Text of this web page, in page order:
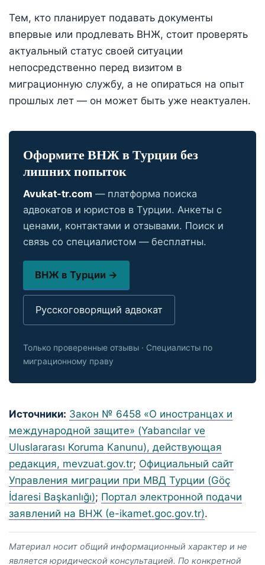
Тем, кто планирует подавать документы
впервые или продлевать ВНЖ, стоит проверять
актуальный статус своей ситуации
непосредственно перед визитом в
миграционную службу, а не опираться на опыт
прошлых лет — он может быть уже неактуален.
Оформите ВНЖ в Турции без
лишних попыток
Avukat-tr.com — платформа поиска
адвокатов и юристов в Турции. Анкеты с
ценами, контактами и отзывами. Поиск и
связь со специалистом — бесплатны.
ВНЖ в Турции →
Русскоговорящий адвокат
Только проверенные отзывы · Специалисты по
миграционному праву
Источники: Закон № 6458 «О иностранцах и
международной защите» (Yabancılar ve
Uluslararası Koruma Kanunu), действующая
редакция, mevzuat.gov.tr; Официальный сайт
Управления миграции при МВД Турции (Göç
İdaresi Başkanlığı); Портал электронной подачи
заявлений на ВНЖ (e-ikamet.goc.gov.tr).
Материал носит общий информационный характер и не
является юридической консультацией. По конкретной